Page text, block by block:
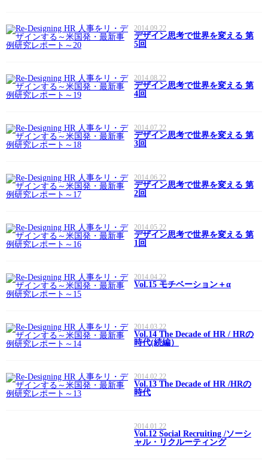
2014.09.22
デザイン思考で世界を変える 第
5回
2014.08.22
デザイン思考で世界を変える 第
4回
2014.07.22
デザイン思考で世界を変える 第
3回
2014.06.22
デザイン思考で世界を変える 第
2回
2014.05.22
デザイン思考で世界を変える 第
1回
2014.04.22
Vol.15 モチベーション＋α
2014.03.22
Vol.14 The Decade of HR / HRの
時代(続編）
2014.02.22
Vol.13 The Decade of HR /HRの
時代
2014.01.22
Vol.12 Social Recruiting /ソーシ
ャル・リクルーティング